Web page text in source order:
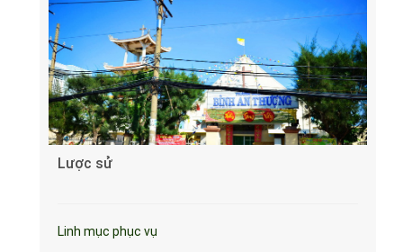
Lược sử
Linh mục phục vụ